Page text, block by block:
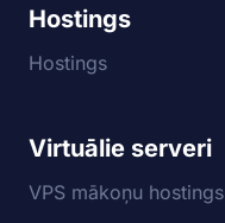
Hostings
Hostings
Virtuālie serveri
VPS mākoņu hostings